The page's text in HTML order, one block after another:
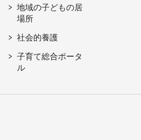
地域の子どもの居
場所
社会的養護
子育て総合ポータ
ル